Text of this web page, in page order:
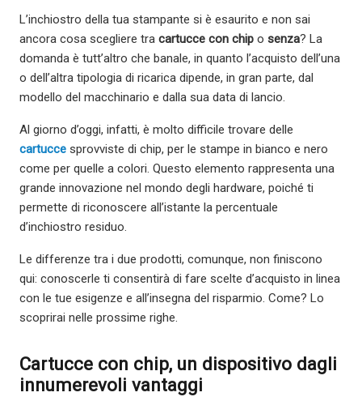
L’inchiostro della tua stampante si è esaurito e non sai
ancora cosa scegliere tra cartucce con chip o senza? La
domanda è tutt’altro che banale, in quanto l’acquisto dell’una
o dell’altra tipologia di ricarica dipende, in gran parte, dal
modello del macchinario e dalla sua data di lancio.
Al giorno d’oggi, infatti, è molto difficile trovare delle
cartucce sprovviste di chip, per le stampe in bianco e nero
come per quelle a colori. Questo elemento rappresenta una
grande innovazione nel mondo degli hardware, poiché ti
permette di riconoscere all’istante la percentuale
d’inchiostro residuo.
Le differenze tra i due prodotti, comunque, non finiscono
qui: conoscerle ti consentirà di fare scelte d’acquisto in linea
con le tue esigenze e all’insegna del risparmio. Come? Lo
scoprirai nelle prossime righe.
Cartucce con chip, un dispositivo dagli
innumerevoli vantaggi